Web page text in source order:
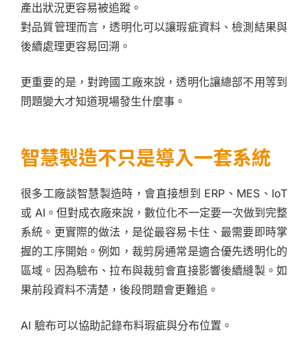
產出狀況更容易被追蹤。
對品質管理而言，透明化可以讓瑕疵資料、檢測結果與
後續處理更容易回溯。
更重要的是，對跨國工廠來說，透明化讓總部不用等到
問題變大才知道現場發生什麼事。
智慧製造不只是導入一套系統
很多工廠談智慧製造時，會直接想到 ERP、MES、IoT
或 AI。但對成衣廠來說，數位化不一定要一次做到完整
系統。更實際的做法，是從最容易卡住、最需要即時掌
握的工序開始。例如，裁剪房通常是適合優先透明化的
區域。因為驗布、拉布與裁剪會直接影響後續縫製。如
果前段資料不清楚，後段問題會更難追。
AI 驗布可以協助記錄布料瑕疵與分布位置。